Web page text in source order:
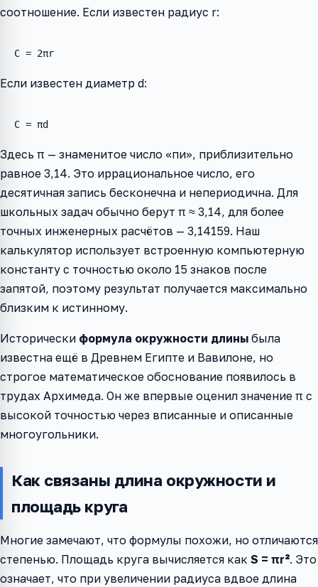
соотношение. Если известен радиус r:
C = 2πr
Если известен диаметр d:
C = πd
Здесь π — знаменитое число «пи», приблизительно
равное 3,14. Это иррациональное число, его
десятичная запись бесконечна и непериодична. Для
школьных задач обычно берут π ≈ 3,14, для более
точных инженерных расчётов — 3,14159. Наш
калькулятор использует встроенную компьютерную
константу с точностью около 15 знаков после
запятой, поэтому результат получается максимально
близким к истинному.
Исторически формула окружности длины была
известна ещё в Древнем Египте и Вавилоне, но
строгое математическое обоснование появилось в
трудах Архимеда. Он же впервые оценил значение π с
высокой точностью через вписанные и описанные
многоугольники.
Как связаны длина окружности и
площадь круга
Многие замечают, что формулы похожи, но отличаются
степенью. Площадь круга вычисляется как S = πr². Это
означает, что при увеличении радиуса вдвое длина